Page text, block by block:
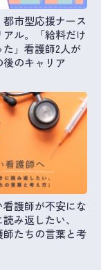
都市型応援ナース
ル。「給料だけ
た」看護師2人が
後のキャリア
看護師が不安にな
み返したい、
師たちの言葉と考